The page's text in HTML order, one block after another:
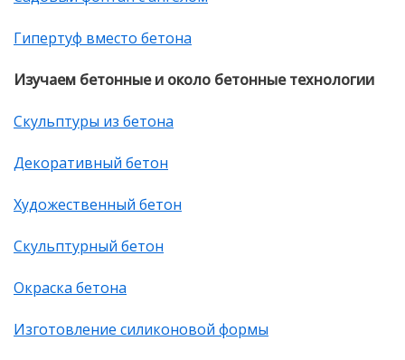
Гипертуф вместо бетона
Изучаем бетонные и около бетонные технологии
Скульптуры из бетона
Декоративный бетон
Художественный бетон
Скульптурный бетон
Окраска бетона
Изготовление силиконовой формы